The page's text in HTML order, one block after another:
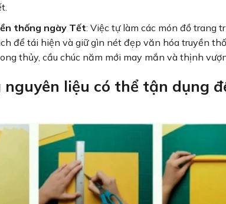
thống ngày Tết: Việc tự làm các món đồ trang
để tái hiện và giữ gìn nét đẹp văn hóa truyền
thủy, cầu chúc năm mới may mắn và thịnh
nguyên liệu có thể tận dụng